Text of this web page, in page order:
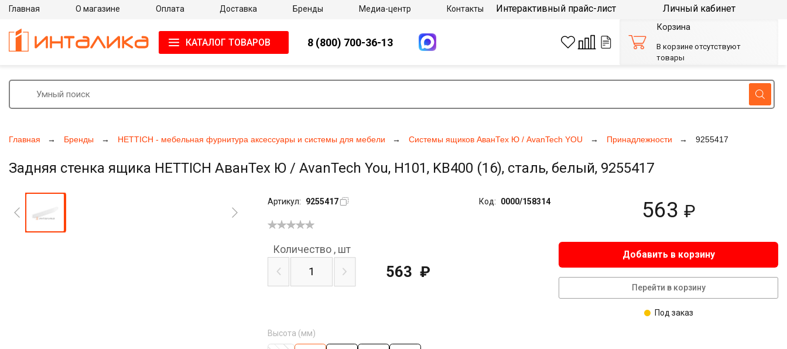
Главная Бренды HETTICH - мебельная фурнитура аксессуары и системы для мебели Системы ящиков АванТех Ю / AvanTech YOU Принадлежности 9255417
Задняя стенка ящика HETTICH АванТех Ю / AvanTech You, H101, KB400 (16), сталь, белый, 9255417
Артикул: 9255417 Код: 0000/158314 563 ₽
Высота (мм)
Количество , шт
563 ₽
Добавить в корзину
Перейти в корзину
Под заказ
Главная О магазине Оплата Доставка Бренды Медиа-центр Контакты Интерактивный прайс-лист Личный кабинет
КАТАЛОГ ТОВАРОВ 8 (800) 700-36-13
Корзина
В корзине отсутствуют
товары